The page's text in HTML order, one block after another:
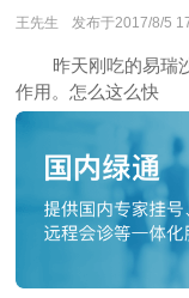
王先生 发布于2017/8/5
昨天刚吃的易瑞
作用。怎么这么快